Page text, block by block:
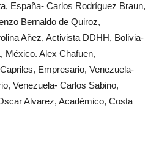
Bernaldo de Quiroz,
Añez, Activista DDHH, Bolivia-
México. Alex Chafuen,
Empresario, Venezuela-
Venezuela- Carlos Sabino,
Alvarez, Académico, Costa